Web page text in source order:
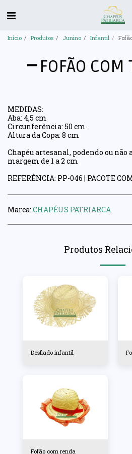
Início Produtos Junino Infantil
FOFÃO COM
MEDIDAS:
Aba: 4,5 cm
Circunferência: 50 cm
Altura da Copa: 8 cm
Chapéu artesanal, podendo ou
margem de 1 a 2 cm
REFERÊNCIA: PP-046 | PACOTE
Marca: CHAPÉUS PATRIARCA
Produtos
Desfiado infantil
Fofão com renda